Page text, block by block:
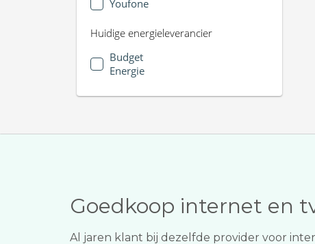
Youfone
Huidige energieleverancier
Budget
Energie
Goedkoop internet en
Al jaren klant bij dezelfde provider voor